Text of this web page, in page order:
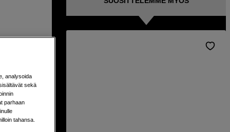
analysoida
sekä
parhaan
tahansa.